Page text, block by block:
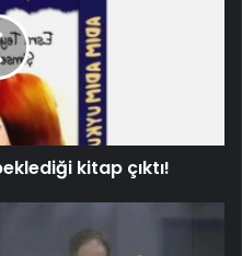
kitap çıktı!